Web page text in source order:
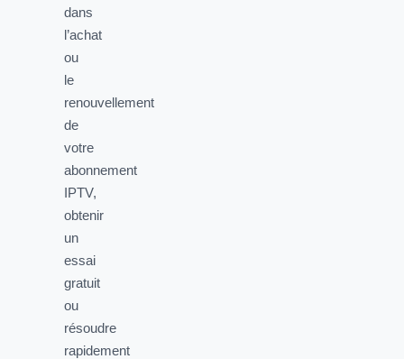
dans
l’achat
ou
le
renouvellement
de
votre
abonnement
IPTV,
obtenir
un
essai
gratuit
ou
résoudre
rapidement